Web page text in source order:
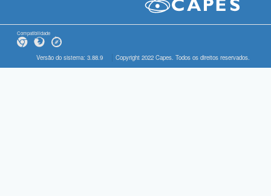
Compatibilidade
Versão do sistema: 3.88.9 Copyright 2022 Capes. Todos os direitos reservados.